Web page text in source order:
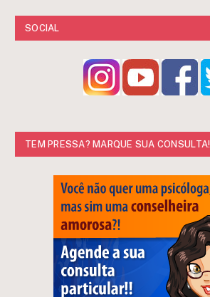
SOCIAL
TEM PRESSA? MARQUE SUA CONSULTA!